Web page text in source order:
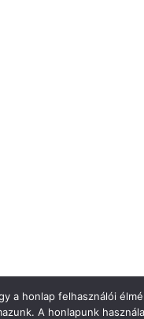
a honlap felhasználói
A honlapunk